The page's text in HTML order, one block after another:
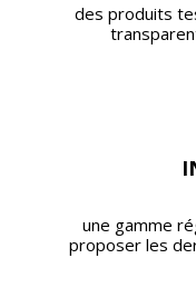
des produits
une gamme
proposer les